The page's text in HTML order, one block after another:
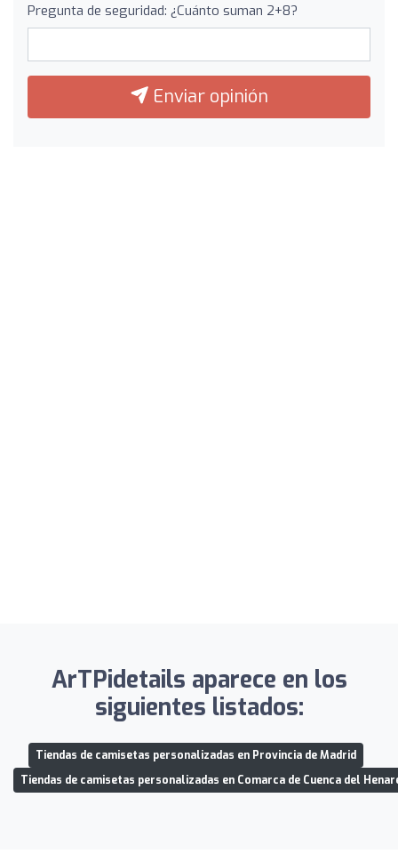
Pregunta de seguridad: ¿Cuánto suman 2+8?
Enviar opinión
ArTPidetails aparece en los
siguientes listados:
Tiendas de camisetas personalizadas en Provincia de Madrid
Tiendas de camisetas personalizadas en Comarca de Cuenca del